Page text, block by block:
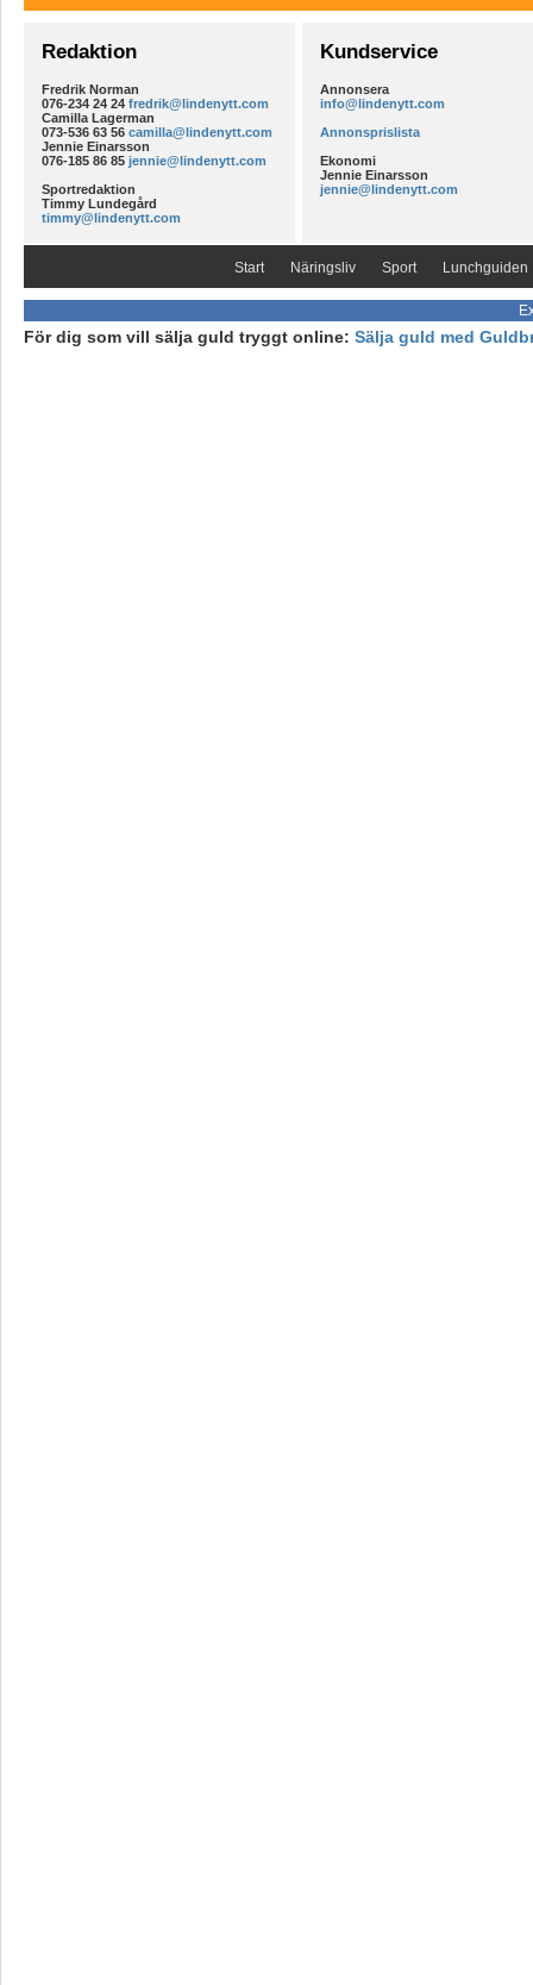
Redaktion
Fredrik Norman
076-234 24 24 fredrik@lindenytt.com
Camilla Lagerman
073-536 63 56 camilla@lindenytt.com
Jennie Einarsson
076-185 86 85 jennie@lindenytt.com
Sportredaktion
Timmy Lundegård
timmy@lindenytt.com
Kundservice
Annonsera
info@lindenytt.com
Annonsprislista
Ekonomi
Jennie Einarsson
jennie@lindenytt.com
Start Näringsliv Sport Lunchguiden
För dig som vill sälja guld tryggt online: Sälja guld med